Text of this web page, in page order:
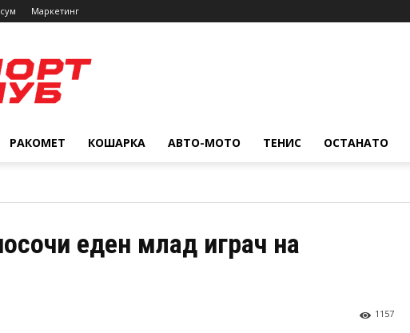
Маркетинг
РАКОМЕТ КОШАРКА АВТО-МОТО ТЕНИС ОСТАНАТО
еден млад играч на
1157